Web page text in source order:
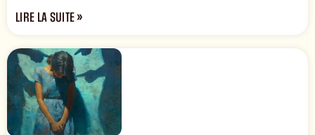
LIRE LA SUITE »